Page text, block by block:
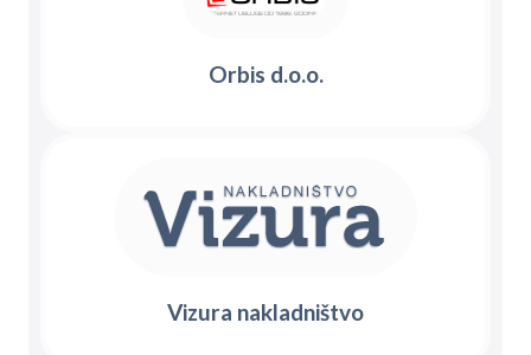
Orbis d.o.o.
Vizura nakladništvo